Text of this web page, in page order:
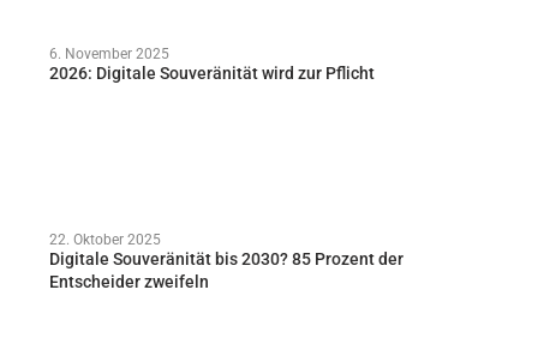
6. November 2025
2026: Digitale Souveränität wird zur Pflicht
22. Oktober 2025
Digitale Souveränität bis 2030? 85 Prozent der
Entscheider zweifeln